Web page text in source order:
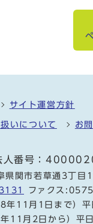
サイト運営方針
いについて お
人番号：
関市若草通3丁目1
ファクス
8年11月1日まで）
年11月2日から）